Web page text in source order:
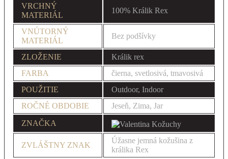
VRCHNÝ
MATERIÁL
100% Králik Rex
VNÚTORNÝ
MATERIÁL
Bez podšívky
ZLOŽENIE
Králik rex
FARBA
čierna, svetlosivá, tmavosivá
POUŽITIE
Outdoor, Indoor
ROČNÉ OBDOBIE
Jeseň, Zima, Jar
ZNAČKA
ZVLÁŠTNY ZNAK
Úžasne jemná kožušina z
králika Rex